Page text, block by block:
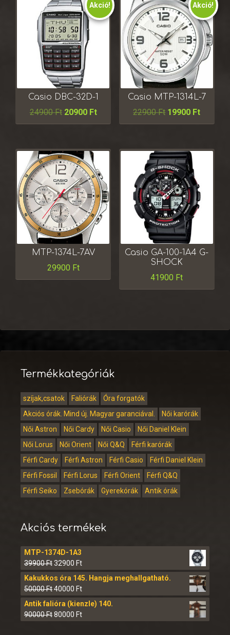
Akció!
Casio DBC-32D-1
24900Ft 20900 Ft
Akció!
Casio MTP-1314L-7
22900Ft 19900 Ft
MTP-1374L-7AV
29900 Ft
Casio GA-100-1A4 G-
SHOCK
41900 Ft
Termékkategóriák
szíjak,csatok Faliórák
Óra forgatók
Akciós órák. Mind új. Magyar garanciával.
Női karórák
Női Astron
Női Cardy Női Casio
Női Daniel Klein
Női Lorus
Női Orient Női Q&Q
Férfi karórák
Férfi Cardy
Férfi Astron Férfi Casio
Férfi Daniel Klein
Férfi Fossil
Férfi Lorus Férfi Orient
Férfi Q&Q
Férfi Seiko
Zsebórák Gyerekórák Antik órák
Akciós termékek
MTP-1374D-1A3
39900Ft32900 Ft
Kakukkos óra 145. Hangja meghallgatható.
50000Ft40000 Ft
Antik falióra (kienzle) 140.
90000Ft80000 Ft